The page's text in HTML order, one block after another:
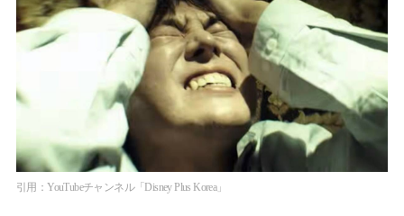
引用：YouTubeチャンネル「Disney Plus Korea」